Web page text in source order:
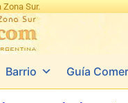
Zona Sur.
Barrio Guía